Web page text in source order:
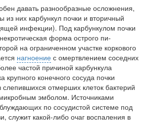
опровергла
сообщение о падении
доходов медицинских
работников в
ближайшие годы. Она
заявила об этом на
ведущих...
кардиотоксичность
Федеральная служба по
надзору в сфере
здравоохранения озвучила
давать разнообразные осложне­ния,
из них карбункул почки и вторич­ный
инфекции). Под карбункулом почки
форма острого пи­
на ограниченном участке корково­го
нагноение с омертвлением сосед­них
частой причиной карбункула
крупного конечного сосуда почки
слепившихся отмерших клеток бакте­рий
эмболом. Источниками
по сосудистой системе под
служит какой-либо очаг воспаления в